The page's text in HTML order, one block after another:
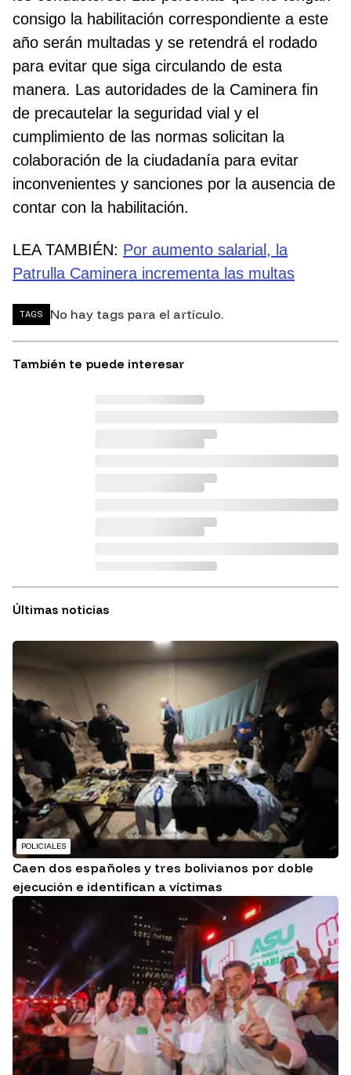
consigo la habilitación correspondiente a este
año serán multadas y se retendrá el rodado
para evitar que siga circulando de esta
manera. Las autoridades de la Caminera fin
de precautelar la seguridad vial y el
cumplimiento de las normas solicitan la
colaboración de la ciudadanía para evitar
inconvenientes y sanciones por la ausencia de
contar con la habilitación.
LEA TAMBIÉN: Por aumento salarial, la
Patrulla Caminera incrementa las multas
TAGS No hay tags para el artículo.
También te puede interesar
Últimas noticias
POLICIALES
Caen dos españoles y tres bolivianos por doble
ejecución e identifican a víctimas